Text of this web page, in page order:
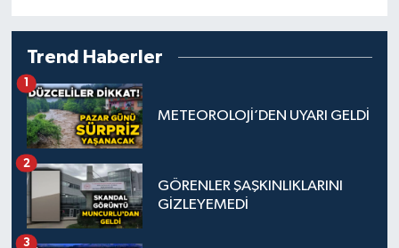
Trend Haberler
METEOROLOJİ’DEN UYARI GELDİ
1
GÖRENLER ŞAŞKINLIKLARINI
GİZLEYEMEDİ
2
3